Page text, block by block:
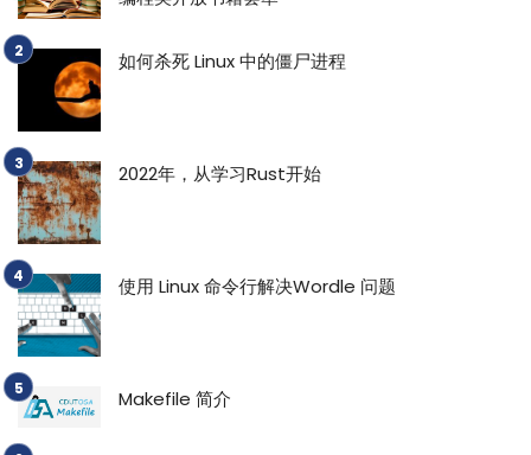
如何杀死 Linux 中的僵尸进程
2022年，从学习Rust开始
使用 Linux 命令行解决Wordle 问题
Makefile 简介